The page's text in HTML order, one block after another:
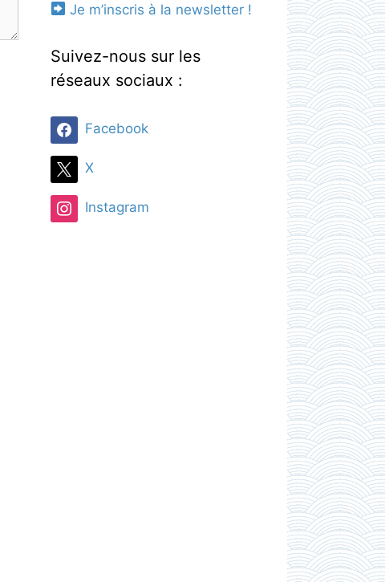
Je m’inscris à la newsletter !
Suivez-nous sur les
réseaux sociaux :
Facebook
X
Instagram